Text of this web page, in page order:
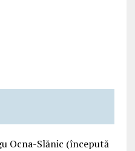
Ocna-Slănic (începută